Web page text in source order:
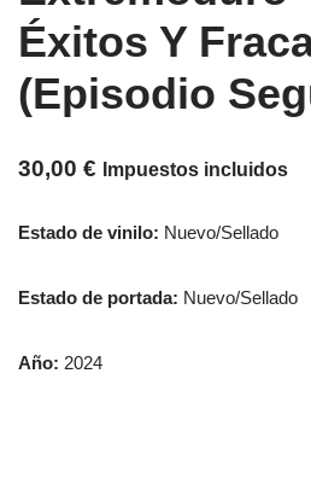
Éxitos Y
(Episodio
30,00 € Impuestos incluidos
Estado de vinilo: Nuevo/Sellado
Estado de portada: Nuevo/Sellado
Año: 2024